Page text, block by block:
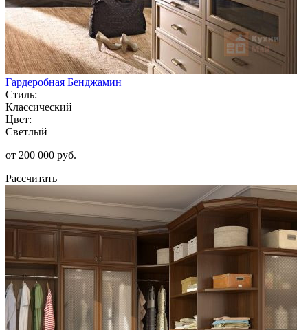
Гардеробная Бенджамин
Стиль:
Классический
Цвет:
Светлый
от 200 000 руб.
Рассчитать